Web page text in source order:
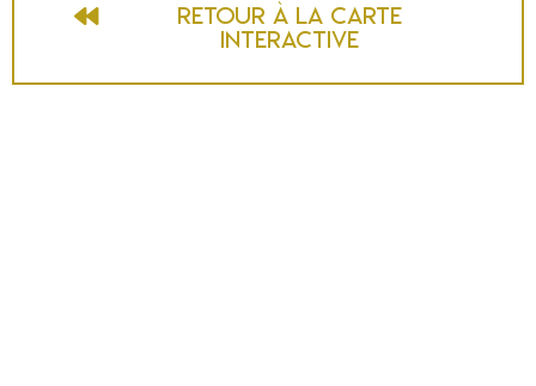
Retour à la carte
interactive